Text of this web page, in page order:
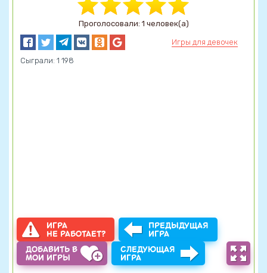
Проголосовали: 1 человек(а)
Игры для девочек
Сыграли: 1 198
ИГРА
НЕ РАБОТАЕТ?
ПРЕДЫДУЩАЯ
ИГРА
ДОБАВИТЬ В
МОИ ИГРЫ
СЛЕДУЮЩАЯ
ИГРА